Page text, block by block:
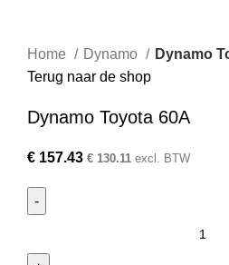
Home Dynamo
Dynamo
Terug naar de shop
Dynamo Toyota 60A
€ 157.43 € 130.11 excl. BTW